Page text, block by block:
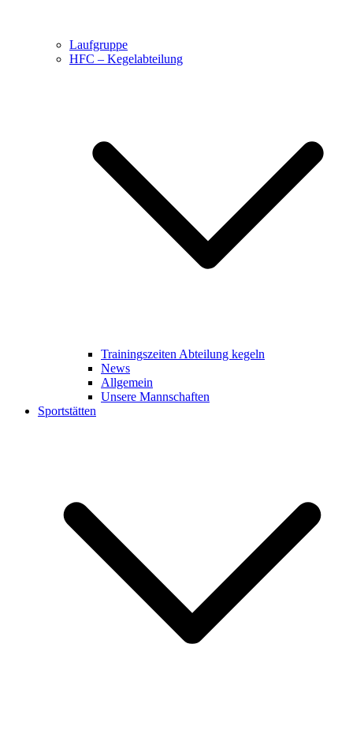
Laufgruppe
HFC – Kegelabteilung
Trainingszeiten Abteilung kegeln
News
Allgemein
Unsere Mannschaften
Sportstätten